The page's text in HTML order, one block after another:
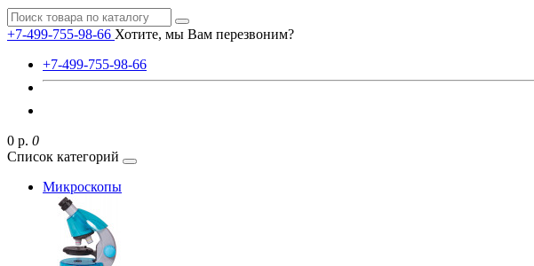
+7-499-755-98-66 Хотите, мы Вам перезвоним?
+7-499-755-98-66
0 р. 0
Список категорий
Микроскопы